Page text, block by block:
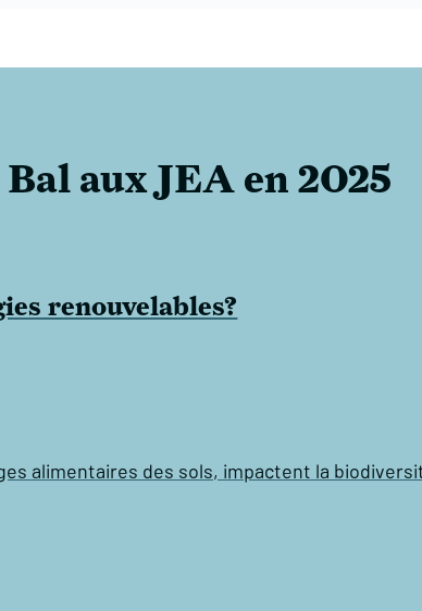
aux JEA en 2025
renouvelables?
alimentaires des sols, impactent la